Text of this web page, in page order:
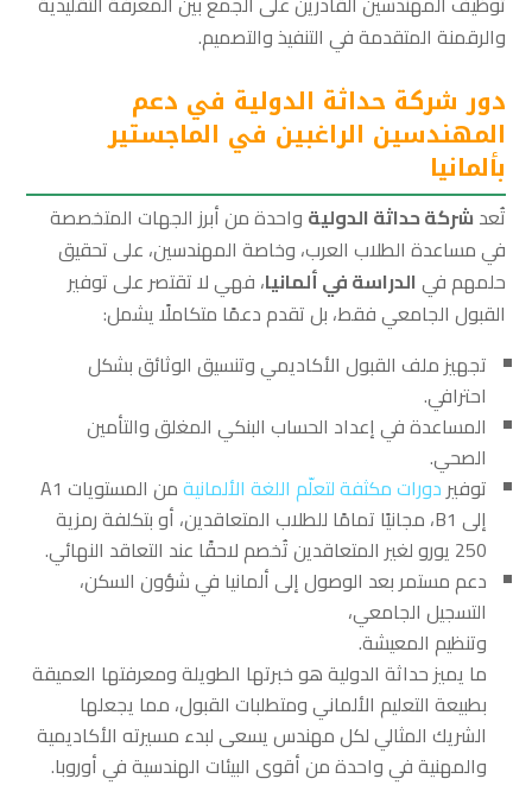
والرقمنة المتقدمة في التنفيذ والتصميم.
دور شركة حداثة الدولية في دعم
المهندسين الراغبين في الماجستير
بألمانيا
تُعد شركة حداثة الدولية واحدة من أبرز الجهات المتخصصة
في مساعدة الطلاب العرب، وخاصة المهندسين، على تحقيق
حلمهم في الدراسة في ألمانيا، فهي لا تقتصر على توفير
القبول الجامعي فقط، بل تقدم دعمًا متكاملًا يشمل:
تجهيز ملف القبول الأكاديمي وتنسيق الوثائق بشكل
احترافي.
المساعدة في إعداد الحساب البنكي المغلق والتأمين
الصحي.
توفير دورات مكثفة لتعلّم اللغة الألمانية
من المستويات A1
إلى B1، مجانيًا تمامًا للطلاب المتعاقدين، أو بتكلفة رمزية
250 يورو لغير المتعاقدين تُخصم لاحقًا عند التعاقد النهائي.
دعم مستمر بعد الوصول إلى ألمانيا في شؤون السكن،
التسجيل الجامعي،
وتنظيم المعيشة.
ما يميز حداثة الدولية هو خبرتها الطويلة ومعرفتها العميقة
بطبيعة التعليم الألماني ومتطلبات القبول، مما يجعلها
الشريك المثالي لكل مهندس يسعى لبدء مسيرته الأكاديمية
والمهنية في واحدة من أقوى البيئات الهندسية في أوروبا.